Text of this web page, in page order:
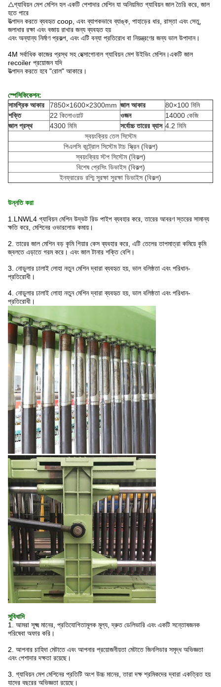
△গ্যাবিয়ন মেশ মেশিন হল একটি পেশাদার মেশিন যা অনিয়মিত গ্যাবিয়ন জাল তৈরি করে, জাল
হতে পারে
উত্পাদন করতে ব্যবহৃতcoop, এবং ব্যাপকভাবে ব্যাঙ্ক, পাহাড়ের ধার, রাস্তা এবং সেতু,
জলাধার রক্ষা এবং বজায় রাখার জন্য ব্যবহৃত হয়
এবং অন্যান্য নির্মাণ প্রকল্প, এবং এটি বন্যা প্রতিরোধ বা নিয়ন্ত্রণের জন্য ভাল উপাদান।
4M সর্বাধিক কাজের প্রস্থ সহ হেক্সাগোনাল গ্যাবিয়ন মেশ উইভিং মেশিন।একটি জাল
recoiler প্রয়োজন যদি
উত্পাদন করতে হবে "রোল" আকারে।
স্পেসিফিকেশন:
সামগ্রিক আকার
7850×1600×2300mm জাল আকার
80×100 মিমি
শক্তি
22 কিলোওয়াট ওজন
14000 কেজি
জাল প্রস্থ
4300 মিমি সর্বোচ্চ তারের ব্যাস 4.2 মিমি
স্বয়ংক্রিয় তেল সিস্টেম
পিএলসি কন্ট্রোল সিস্টেম টাচ স্ক্রিন (বিকল্প)
স্বয়ংক্রিয় স্টপ সিস্টেম (বিকল্প)
বিশেষ প্রেসিং ডিভাইস (বিকল্প)
ইনফ্রারেড রশ্মি সুরক্ষা সুরক্ষা ডিভাইস (বিকল্প)
উন্নতি করা
1.LNWL4 গ্যাবিয়ন মেশিন উদ্ভট রিড পাইপ ব্যবহার করে, তারের আবরণ স্তরের সামান্য
ক্ষতি করে, মেশিনের ওভারলোড কমায়।
2. তারের জাল মেশিন বড় কৃমি গিয়ার কেস ব্যবহার করে, এটি তেলের তাপমাত্রা কমিয়ে কৃমি
জ্বলতে এড়াতে গরম করে। এবং জাল টানার শক্তি বেশি।
3. নোডুলার ঢালাই লোহা নতুন মেশিন দ্বারা ব্যবহৃত হয়, ভাল বলিষ্ঠতা এবং পরিধান-
প্রতিরোধী।
4. নোডুলার ঢালাই লোহা নতুন মেশিন দ্বারা ব্যবহৃত হয়, ভাল বলিষ্ঠতা এবং পরিধান-
প্রতিরোধী।
সুবিধাদি
1. আমরা সূক্ষ্ম মানের, প্রতিযোগিতামূলক মূল্য, দ্রুত ডেলিভারি এবং একটি সন্তোষজনক
পরিষেবা অফার করি।
2. আপনার চাহিদা মেটাতে এবং আপনার প্রয়োজনীয়তা মেটাতে জিনলিডার সমৃদ্ধ অভিজ্ঞতা
এবং পেশাদার দক্ষতা রয়েছে।
3. গ্যাবিয়ন মেশ মেশিনের প্রতিটি অংশ উচ্চ মানের, তারা দক্ষ শ্রমিকদের দ্বারা একত্রিত হয়
যাদের বছরের অভিজ্ঞতা রয়েছে।